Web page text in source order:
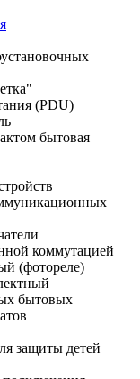
(PDU)
бытовая
коммутацией
(фотореле)
бытовых
защиты детей